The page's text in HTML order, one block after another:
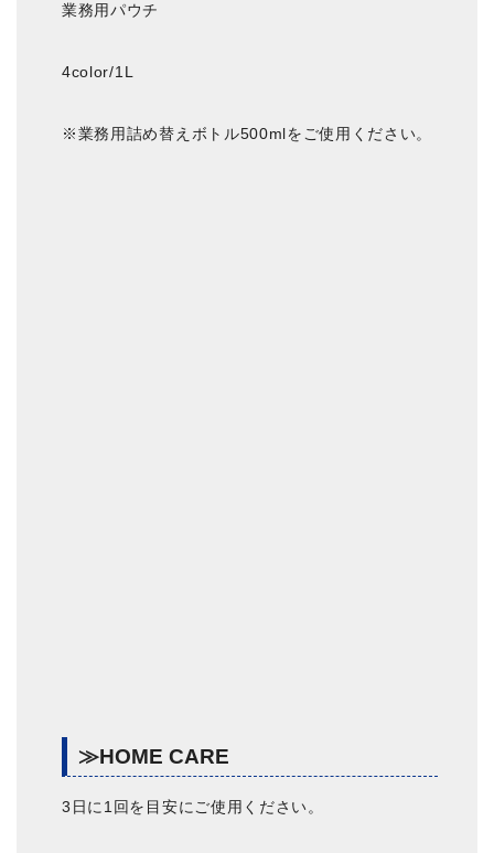
業務用パウチ
4color/1L
※業務用詰め替えボトル500mlをご使用ください。
≫HOME CARE
3日に1回を目安にご使用ください。